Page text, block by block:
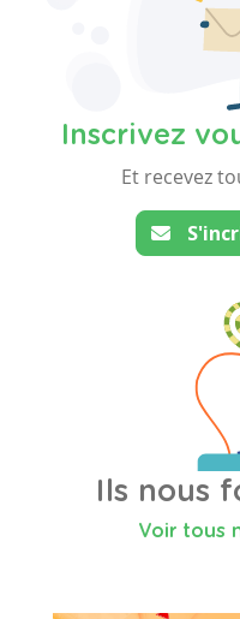
Inscrivez
Et recevez
Ils nous
Voir tous